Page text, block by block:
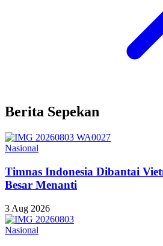
Berita Sepekan
Nasional
Timnas Indonesia Dibantai
Besar Menanti
3 Aug 2026
Nasional